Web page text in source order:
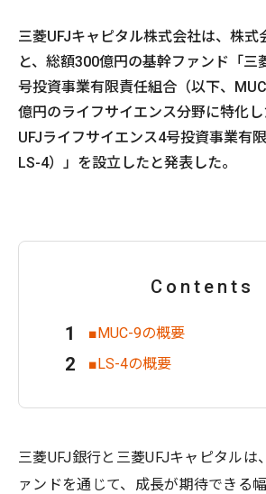
三菱UFJキャピタル株式会社は、株式
と、総額300億円の基幹ファンド「三
号投資事業有限責任組合（以下、
億円のライフサイエンス分野に特化
UFJライフサイエンス4号投資事業有
LS-4）」を設立したと発表した。
Contents
■MUC-9の概要
■LS-4の概要
三菱UFJ銀行と三菱UFJキャピタルは
ァンドを通じて、成長が期待できる